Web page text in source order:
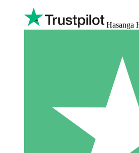
Hasanga